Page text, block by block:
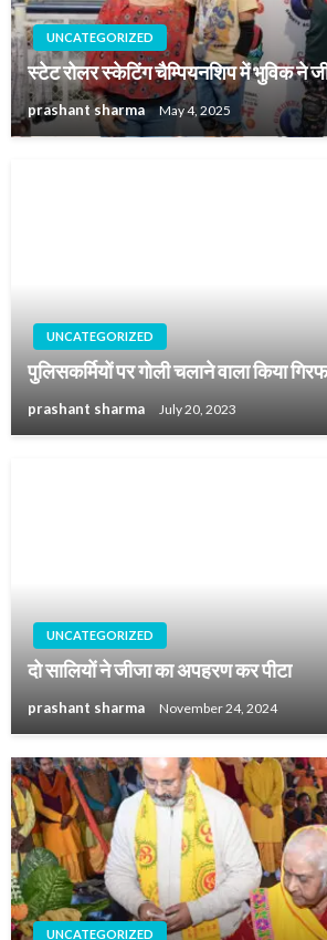
UNCATEGORIZED
स्टेट रोलर स्केटिंग चैम्पियनशिप में भुविक ने
prashant sharma May 4, 2025
UNCATEGORIZED
पुलिसकर्मियों पर गोली चलाने वाला किया
prashant sharma July 20, 2023
UNCATEGORIZED
दो सालियों ने जीजा का अपहरण कर पीटा
prashant sharma November 24, 2024
UNCATEGORIZED